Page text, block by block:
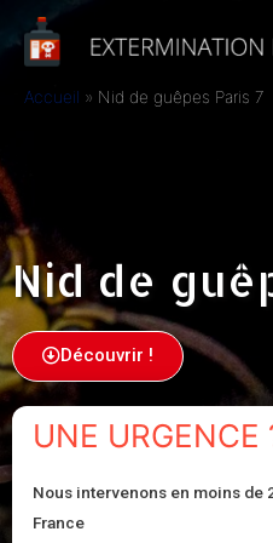
Accueil Nid de guêpes Paris 7
Nid de
Découvrir !
UNE URGENCE
Nous intervenons en moins de
France